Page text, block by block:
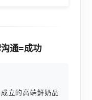
通=成功
立的高端鲜奶品